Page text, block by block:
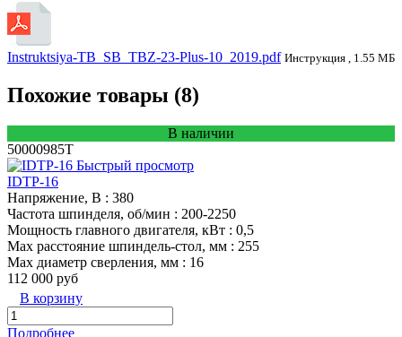
Instruktsiya-TB_SB_TBZ-23-Plus-10_2019.pdf Инструкция , 1.55 МБ
Похожие товары (8)
В наличии
50000985T
Быстрый просмотр
IDTP-16
Напряжение, В : 380
Частота шпинделя, об/мин : 200-2250
Мощность главного двигателя, кВт : 0,5
Max расстояние шпиндель-стол, мм : 255
Max диаметр сверления, мм : 16
112 000 руб
В корзину
Подробнее